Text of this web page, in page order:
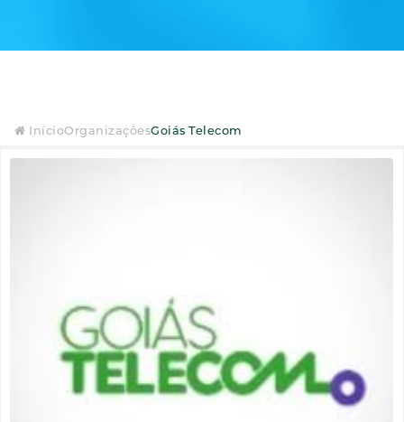
InícioOrganizaçõesGoiás Telecom